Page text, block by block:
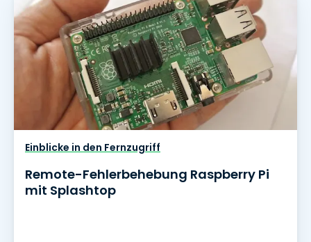
Einblicke in den Fernzugriff
Remote-Fehlerbehebung Raspberry Pi
mit Splashtop